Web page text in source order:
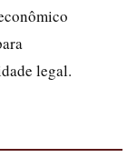
legal.